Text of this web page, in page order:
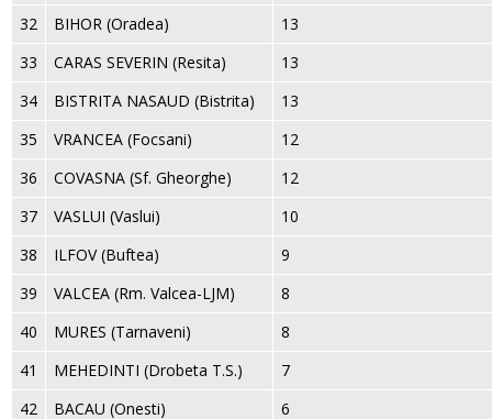
32
BIHOR (Oradea)
13
33
CARAS SEVERIN (Resita)
13
34
BISTRITA NASAUD (Bistrita)
13
35
VRANCEA (Focsani)
12
36
COVASNA (Sf. Gheorghe)
12
37
VASLUI (Vaslui)
10
38
ILFOV (Buftea)
9
39
VALCEA (Rm. Valcea-LJM)
8
40
MURES (Tarnaveni)
8
41
MEHEDINTI (Drobeta T.S.)
7
42
BACAU (Onesti)
6